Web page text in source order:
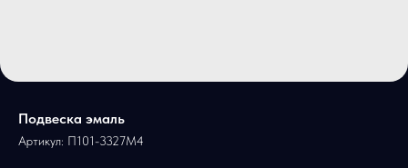
Подвеска эмаль
Артикул: П101-3327М4